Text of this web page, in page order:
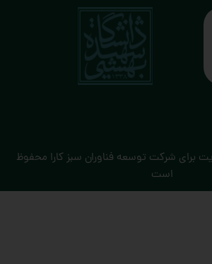
برای شرکت توسعه فناوران سبز کارا محفوظ
است